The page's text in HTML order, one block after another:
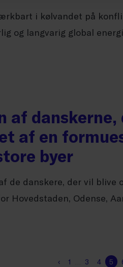
i kølvandet på
og langvarig global
af danskerne,
af en
byer
de danskere, der vil blive
Hovedstaden, Odense,
‹ 1 3 4 5